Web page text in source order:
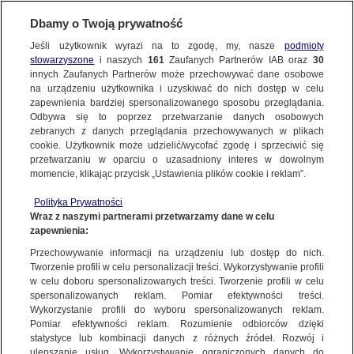
ŚWIAT
Blisko 40 osób zginęło w zderzeniu
autobusu i ciężarówki w Brazylii
21.12.2024, 18:59
Dbamy o Twoją prywatność
Jeśli użytkownik wyrazi na to zgodę, my, nasze podmioty
stowarzyszone i naszych 161Zaufanych Partnerów IAB oraz 30
innych Zaufanych Partnerów może przechowywać dane osobowe
na urządzeniu użytkownika i uzyskiwać do nich dostęp w celu
zapewnienia bardziej spersonalizowanego sposobu przeglądania.
Odbywa się to poprzez przetwarzanie danych osobowych
zebranych z danych przeglądania przechowywanych w plikach
cookie. Użytkownik może udzielić/wycofać zgodę i sprzeciwić się
przetwarzaniu w oparciu o uzasadniony interes w dowolnym
momencie, klikając przycisk „Ustawienia plików cookie i reklam”.
Polityka Prywatności
Wraz z naszymi partnerami przetwarzamy dane w celu
zapewnienia:
Przechowywanie informacji na urządzeniu lub dostęp do nich.
Tworzenie profili w celu personalizacji treści. Wykorzystywanie profili
w celu doboru spersonalizowanych treści. Tworzenie profili w celu
spersonalizowanych reklam. Pomiar efektywności treści.
Wykorzystanie profili do wyboru spersonalizowanych reklam.
Pomiar efektywności reklam. Rozumienie odbiorców dzięki
statystyce lub kombinacji danych z różnych źródeł. Rozwój i